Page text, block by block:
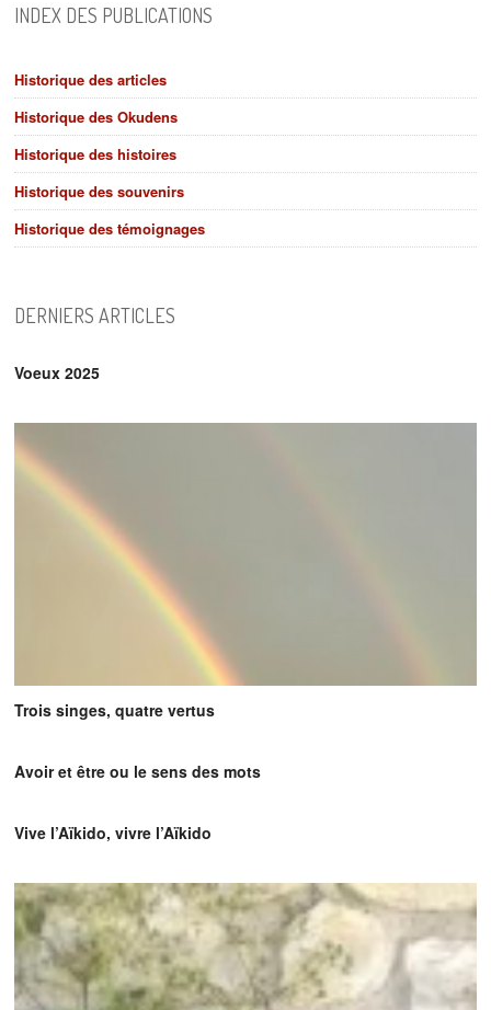
INDEX DES PUBLICATIONS
Historique des articles
Historique des Okudens
Historique des histoires
Historique des souvenirs
Historique des témoignages
DERNIERS ARTICLES
Voeux 2025
Trois singes, quatre vertus
Avoir et être ou le sens des mots
Vive l’Aïkido, vivre l’Aïkido